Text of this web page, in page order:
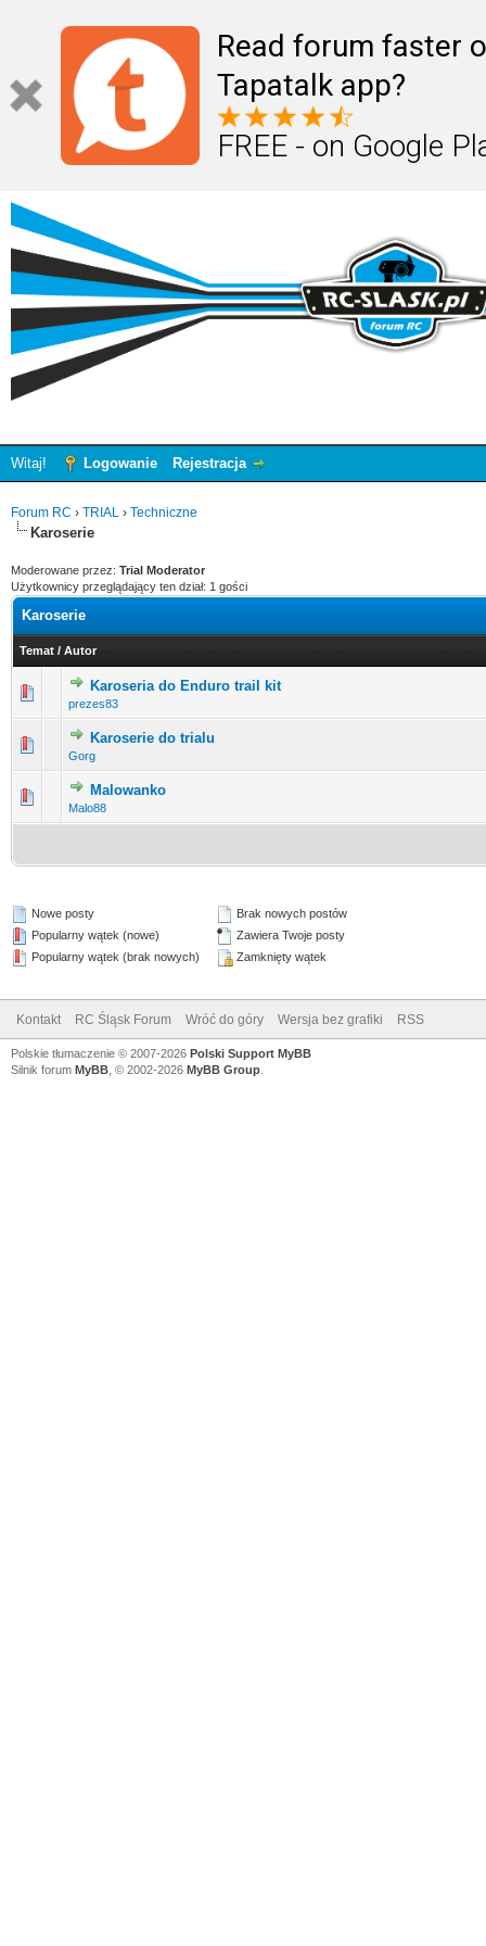
Read forum faster
Tapatalk app?
FREE - on Google
Witaj! Logowanie Rejestracja
Forum RC › TRIAL › Techniczne
Karoserie
Moderowane przez: Trial Moderator
Użytkownicy przeglądający ten dział: 1 gości
Karoserie
Temat / Autor
Karoseria do Enduro trail kit
prezes83
0 głosów - średnia ocena: 0 na 5 gwiazdek
123 45
Karoserie do trialu
Gorg
0 głosów - średnia ocena: 0 na 5 gwiazdek
Malowanko
Malo88
0 głosów - średnia ocena: 0 na 5 gwiazdek
Nowe posty
Popularny wątek (nowe)
Popularny wątek (brak nowych)
Brak nowych postów
Zawiera Twoje posty
Zamknięty wątek
Kontakt RC Śląsk Forum Wróć do góry Wersja bez grafiki RSS
Polskie tłumaczenie © 2007-2026 Polski Support MyBB
Silnik forum MyBB , © 2002-2026 MyBB Group